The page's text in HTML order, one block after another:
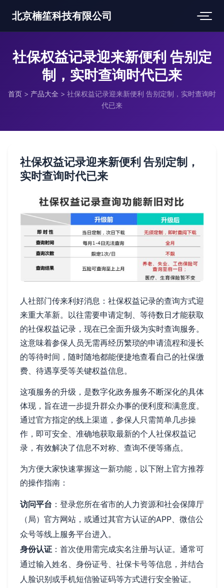
北京楠笙科技有限公司
社保权益记录迎来新便利 告别定
制，实时查询时代已来
首页 > 产品大全 > 社保权益记录迎来新便利 告别定制，实时查询时
代已来
社保权益记录迎来新便利 告别定制，
实时查询时代已来
人社部门传来利好消息：社保权益记录的查询方式迎
来重大革新。以往需要申请定制、等待数日才能获取
的社保权益记录，现在已全面升级为实时查询服务。
这意味着参保人员无需再经历繁琐的申请流程和漫长
的等待时间，随时随地都能便捷地查看自己的社保缴
费、待遇享受等关键权益信息。
这项服务的升级，是数字化政务服务不断深化的具体
体现，旨在进一步提升群众办事的便利度和满意度。
通过官方指定的线上渠道，参保人只需简单几步操
作，即可安全、准确地获取最新的个人社保权益记
录，有效解决了信息不对称、查询不便等痛点。
为方便大家快速掌握这一新功能，以下附上官方推荐
的操作指南：
访问平台 ：登录您所在省市的人力资源和社会保障厅
（局）官方网站，或通过其官方认证的APP、微信公
众号等线上服务平台进入。
身份认证 ：首次使用需完成实名注册与认证。通常可
通过输入姓名、身份证号、社保卡号等信息，并结合
人脸识别或手机短信验证码等方式进行安全验证。